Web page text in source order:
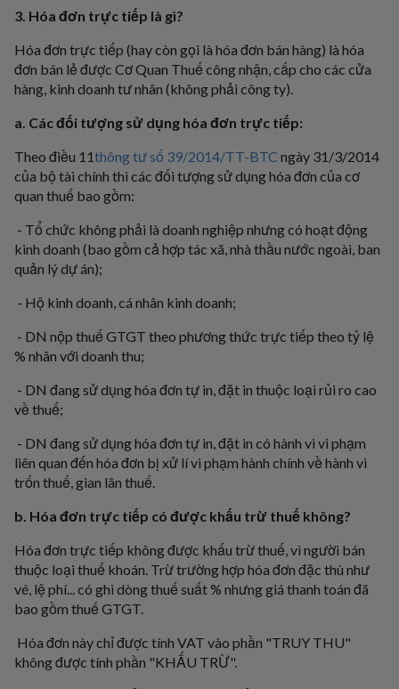
3. Hóa đơn trực tiếp là gì?
Hóa đơn trực tiếp (hay còn gọi là hóa đơn bán hàng) là hóa
đơn bán lẻ được Cơ Quan Thuế công nhận, cấp cho các cửa
hàng, kinh doanh tư nhân (không phải công ty).
a. Các đối tượng sử dụng hóa đơn trực tiếp:
Theo điều 11thông tư số 39/2014/TT-BTC ngày 31/3/2014
của bộ tài chính thì các đối tượng sử dụng hóa đơn của cơ
quan thuế bao gồm:
- Tổ chức không phải là doanh nghiệp nhưng có hoạt động
kinh doanh (bao gồm cả hợp tác xã, nhà thầu nước ngoài, ban
quản lý dự án);
- Hộ kinh doanh, cá nhân kinh doanh;
- DN nộp thuế GTGT theo phương thức trực tiếp theo tỷ lệ
% nhân với doanh thu;
- DN đang sử dụng hóa đơn tự in, đặt in thuộc loại rủi ro cao
về thuế;
- DN đang sử dụng hóa đơn tự in, đặt in có hành vi vi phạm
liên quan đến hóa đơn bị xử lí vi phạm hành chính về hành vi
trốn thuế, gian lân thuế.
b. Hóa đơn trực tiếp có được khấu trừ thuế không?
Hóa đơn trực tiếp không được khấu trừ thuế, vì người bán
thuộc loại thuế khoán. Trừ trường hợp hóa đơn đặc thù như
vé, lệ phí... có ghi dòng thuế suất % nhưng giá thanh toán đã
bao gồm thuế GTGT.
Hóa đơn này chỉ được tính VAT vào phần "TRUY THU"
không được tính phần "KHẤU TRỪ".